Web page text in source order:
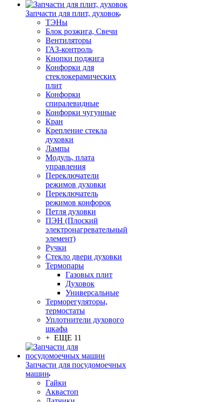
Запчасти для плит, духовок
ТЭНы
Блок розжига, Свечи
Вентиляторы
ГАЗ-контроль
Кнопки поджига
Конфорки для
стеклокерамических
плит
Конфорки
спиралевидные
Конфорки чугунные
Кран
Крепление стекла
духовки
Лампы
Модуль, плата
управления
Переключатели
режимов духовки
Переключатель
режимов конфорок
Петля духовки
ПЭН (Плоский
электронагревательный
элемент)
Ручки
Стекло двери духовки
Термопары
Газовых плит
Духовок
Универсальные
Терморегуляторы,
термостаты
Уплотнители духового
шкафа
+ ЕЩЕ 11
Запчасти для посудомоечных
машин
Гайки
Аквастоп